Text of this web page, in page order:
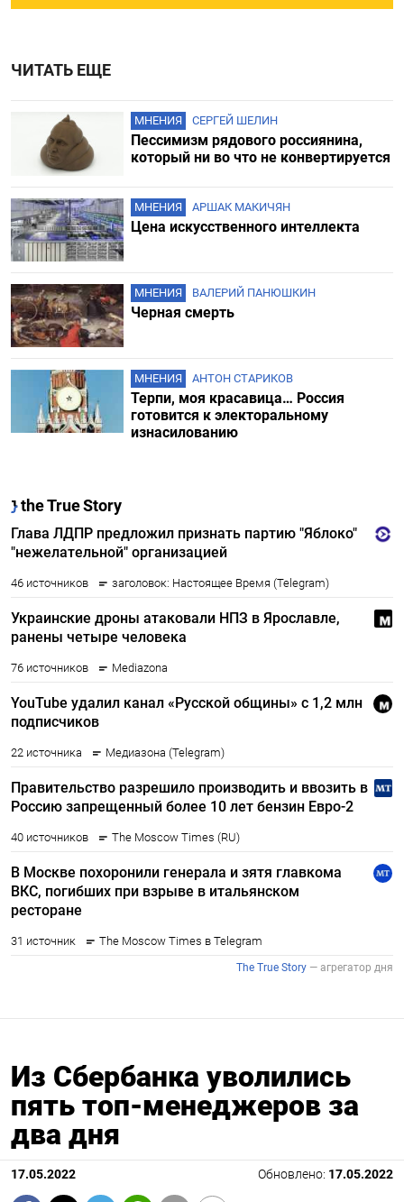
ЧИТАТЬ ЕЩЕ
МНЕНИЯ СЕРГЕЙ ШЕЛИН
Пессимизм рядового россиянина,
который ни во что не конвертируется
МНЕНИЯ АРШАК МАКИЧЯН
Цена искусственного интеллекта
МНЕНИЯ ВАЛЕРИЙ ПАНЮШКИН
Черная смерть
МНЕНИЯ АНТОН СТАРИКОВ
Терпи, моя красавица… Россия
готовится к электоральному
изнасилованию
Из Сбербанка уволились
пять топ-менеджеров за
два дня
17.05.2022 Обновлено: 17.05.2022